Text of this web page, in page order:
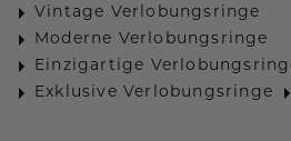
Vintage Verlobungsringe
Moderne Verlobungsringe
Einzigartige
Exklusive Verlobungsringe